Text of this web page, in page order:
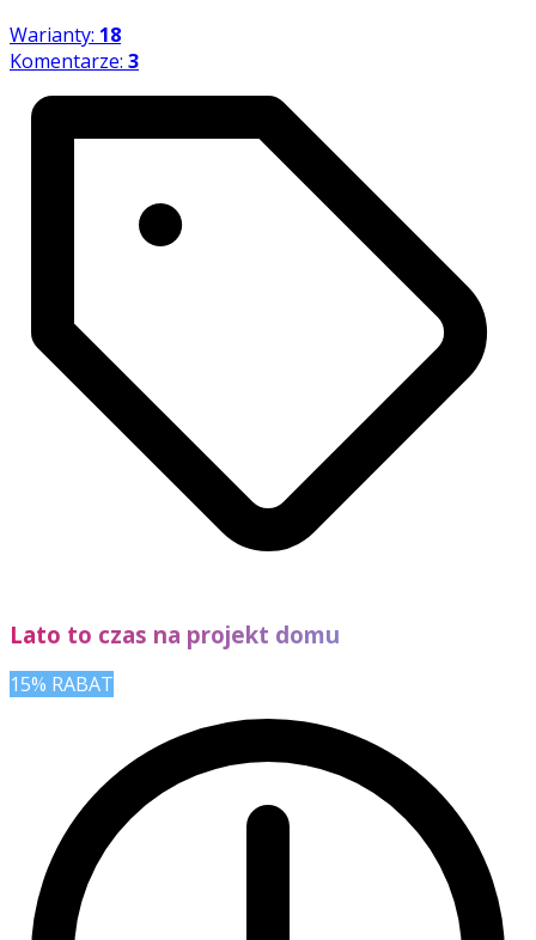
Warianty: 18
Komentarze: 3
Lato to czas na projekt domu
15% RABAT